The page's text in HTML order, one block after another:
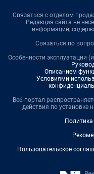
Связаться с отделом
Редакция сайта не
информации,
Связаться по
Особенности эксплуатации
Описанием
Условиями
Веб-портал
действия по установке
Пользовательское